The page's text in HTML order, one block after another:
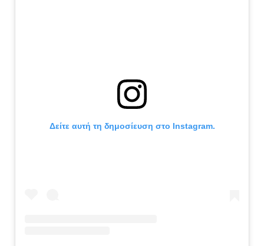
Δείτε αυτή τη δημοσίευση στο Instagram.